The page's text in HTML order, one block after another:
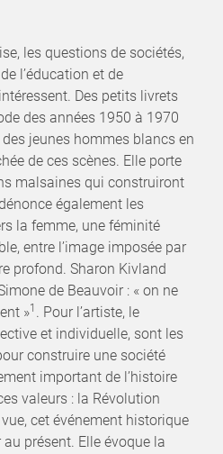
les questions de sociétés,
l’éducation et de
Des petits livrets
des années 1950 à 1970
jeunes hommes blancs en
de ces scènes. Elle porte
malsaines qui construiront
également les
la femme, une féminité
entre l’image imposée par
profond. Sharon Kivland
de Beauvoir : « on ne
»1 . Pour l’artiste, le
et individuelle, sont les
construire une société
important de l’histoire
valeurs : la Révolution
cet événement historique
présent. Elle évoque la